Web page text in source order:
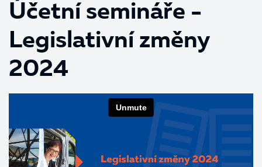
Účetní semináře -
Legislativní změny
2024